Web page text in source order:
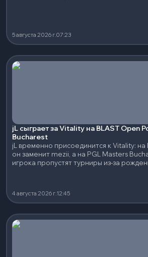
5 августа 2026 г.07:23
jL сыграет за Vitality на BLAST Open
Bucharest
jL временно присоединится к Vitality: на
он заменит mezii, а на PGL Masters
игрока пропустят турниры из-за
4 августа 2026 г.12:45